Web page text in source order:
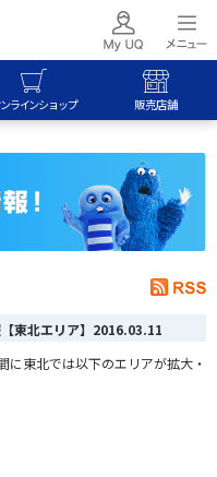
ラインショップ 販売店舗
東北エリア】 2016.03.11
東北では以下のエリアが拡大・